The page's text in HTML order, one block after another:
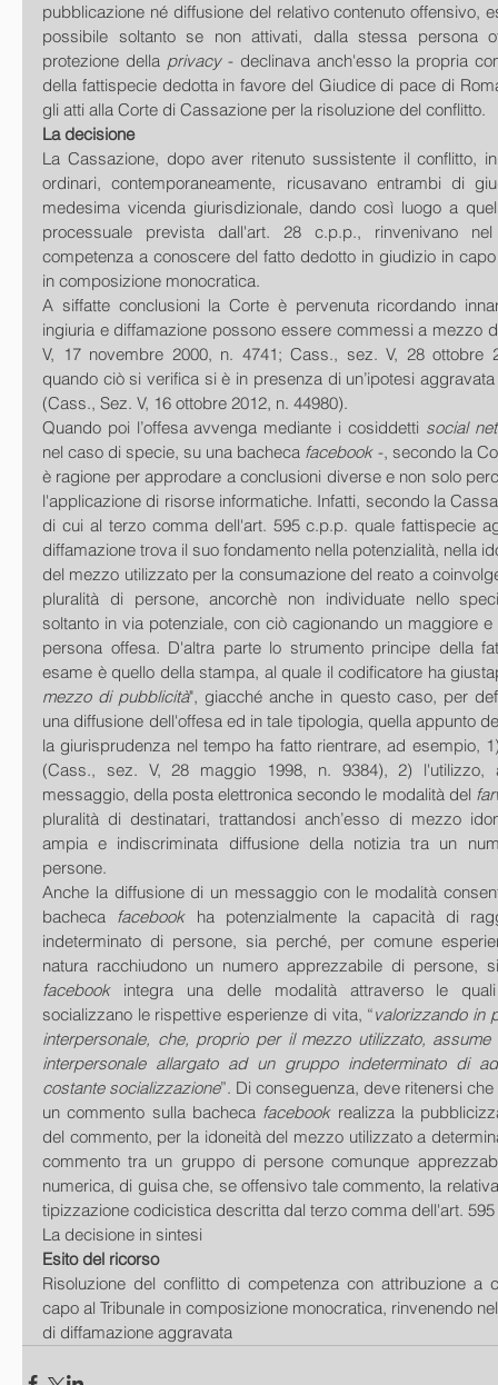
pubblicazione né diffusione del relativo contenuto offensivo,
possibile soltanto se non attivati, dalla stessa persona
protezione della privacy - declinava anch'esso la propria
della fattispecie dedotta in favore del Giudice di pace di
gli atti alla Corte di Cassazione per la risoluzione del conflitto.
La decisione
La Cassazione, dopo aver ritenuto sussistente il conflitto,
ordinari, contemporaneamente, ricusavano entrambi di
medesima vicenda giurisdizionale, dando così luogo a
processuale prevista dall'art. 28 c.p.p., rinvenivano
competenza a conoscere del fatto dedotto in giudizio in
in composizione monocratica.
A siffatte conclusioni la Corte è pervenuta ricordando
ingiuria e diffamazione possono essere commessi a mezzo
V, 17 novembre 2000, n. 4741; Cass., sez. V, 28 ottobre
quando ciò si verifica si è in presenza di un’ipotesi
(Cass., Sez. V, 16 ottobre 2012, n. 44980).
Quando poi l’offesa avvenga mediante i cosiddetti social
nel caso di specie, su una bacheca facebook -, secondo la
è ragione per approdare a conclusioni diverse e non solo
l'applicazione di risorse informatiche. Infatti, secondo la
di cui al terzo comma dell'art. 595 c.p.p. quale fattispecie
diffamazione trova il suo fondamento nella potenzialità, nella
del mezzo utilizzato per la consumazione del reato a
pluralità di persone, ancorchè non individuate nello
soltanto in via potenziale, con ciò cagionando un maggiore
persona offesa. D'altra parte lo strumento principe della
esame è quello della stampa, al quale il codificatore ha
mezzo di pubblicità", giacché anche in questo caso, per
una diffusione dell'offesa ed in tale tipologia, quella appunto
la giurisprudenza nel tempo ha fatto rientrare, ad esempio,
(Cass., sez. V, 28 maggio 1998, n. 9384), 2)
messaggio, della posta elettronica secondo le modalità del
pluralità di destinatari, trattandosi anch’esso di mezzo
ampia e indiscriminata diffusione della notizia tra un
persone.
Anche la diffusione di un messaggio con le modalità
bacheca facebook ha potenzialmente la capacità di
indeterminato di persone, sia perché, per comune
facebook integra una delle modalità attraverso le
socializzano le rispettive esperienze di vita, “valorizzando in
interpersonale, che, proprio per il mezzo utilizzato,
interpersonale allargato ad un gruppo indeterminato di
costante socializzazione”. Di conseguenza, deve ritenersi
un commento sulla bacheca facebook realizza la
del commento, per la idoneità del mezzo utilizzato a
commento tra un gruppo di persone comunque
numerica, di guisa che, se offensivo tale commento, la
tipizzazione codicistica descritta dal terzo comma dell'art.
La decisione in sintesi
Esito del ricorso
Risoluzione del conflitto di competenza con attribuzione a
capo al Tribunale in composizione monocratica, rinvenendo
di diffamazione aggravata